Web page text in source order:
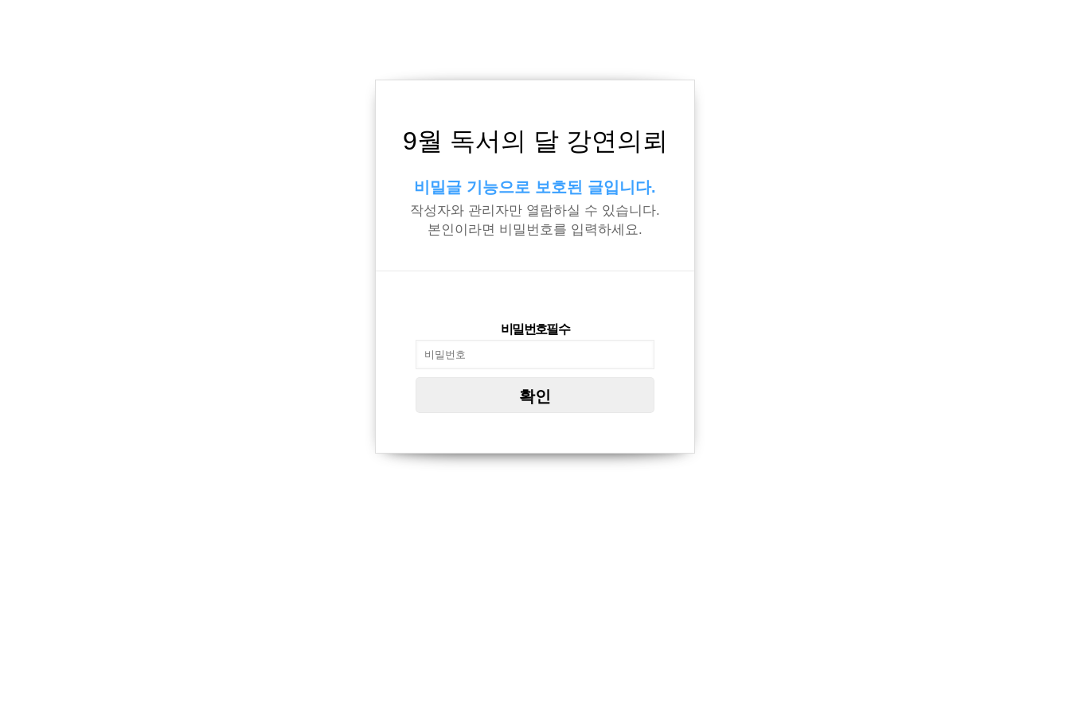
9월 독서의 달 강연의뢰
비밀글 기능으로 보호된 글입니다.
작성자와 관리자만 열람하실 수 있습니다.
본인이라면 비밀번호를 입력하세요.
비밀번호필수